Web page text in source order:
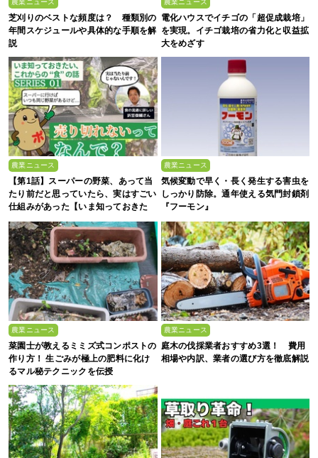
農業ニュース
芝刈りのベストな頻度は？ 種類別の
年間スケジュールや具体的な手順を解
説
農業ニュース
電化ハウスでイチゴの「超促成栽培」
を実現。イチゴ栽培の省力化と収益拡
大をめざす
農業ニュース
【第1話】スーパーの野菜、あって当
たり前だと思っていたら、実はすごい
仕組みがあった【いま知っておきた
い、これからの”食”の話】
農業ニュース
気候変動で早く・長く発生する害虫を
しっかり防除。通年使える気門封鎖剤
『フーモン』
農業ニュース
菜園士が教えるミミズ式コンポストの
作り方！ 生ごみが極上の肥料に化け
るマル秘テクニックを伝授
農業ニュース
庭木の伐採業者おすすめ3選！ 費用
相場や内訳、業者の選び方を徹底解説